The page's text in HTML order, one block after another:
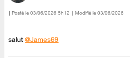
Posté le ‎03/06/2026 5h12 Modifié le 03/06/2026
salut@James69